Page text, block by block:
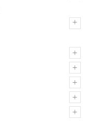
+
+
+
+
+
+